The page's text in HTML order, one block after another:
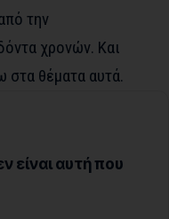
την
χρονών. Και
στα θέματα αυτά.
είναι αυτή που